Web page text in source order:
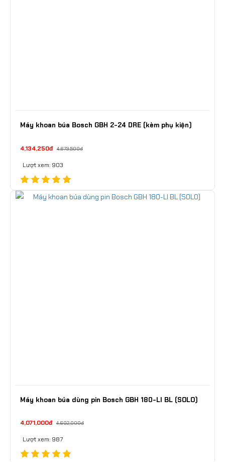
Máy khoan búa Bosch GBH 2-24 DRE (kèm phụ kiện)
4,134,250đ 4,673,500đ
Lượt xem: 903
Máy khoan búa dùng pin Bosch GBH 180-LI BL (SOLO)
4,071,000đ 4,602,000đ
Lượt xem: 987